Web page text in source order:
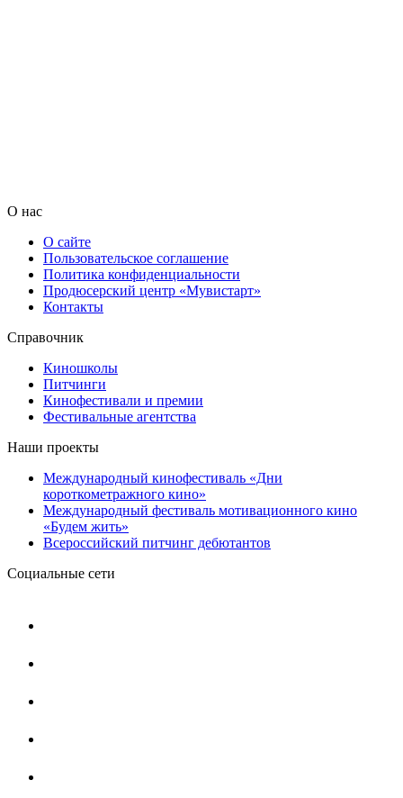
О нас
О сайте
Пользовательское соглашение
Политика конфиденциальности
Продюсерский центр «Мувистарт»
Контакты
Справочник
Киношколы
Питчинги
Кинофестивали и премии
Фестивальные агентства
Наши проекты
Международный кинофестиваль «Дни
короткометражного кино»
Международный фестиваль мотивационного кино
«Будем жить»
Всероссийский питчинг дебютантов
Социальные сети